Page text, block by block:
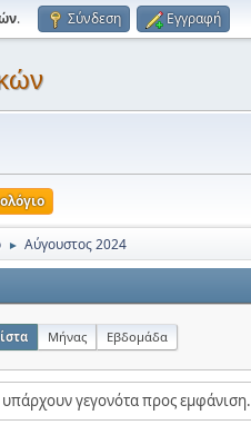
. Σύνδεση Εγγραφή
► Αύγουστος 2024
Μήνας Εβδομάδα
υπάρχουν γεγονότα προς εμφάνιση.